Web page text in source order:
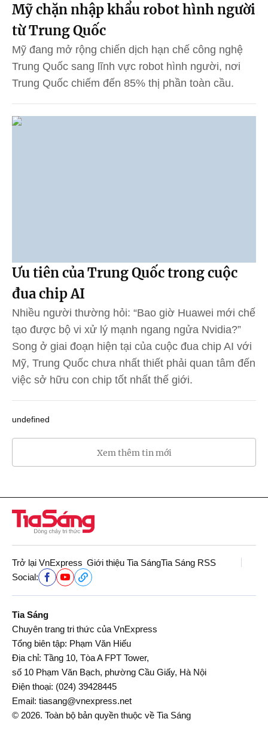
Mỹ chặn nhập khẩu robot hình người
từ Trung Quốc
Mỹ đang mở rộng chiến dịch hạn chế công nghệ
Trung Quốc sang lĩnh vực robot hình người, nơi
Trung Quốc chiếm đến 85% thị phần toàn cầu.
Ưu tiên của Trung Quốc trong cuộc
đua chip AI
Nhiều người thường hỏi: “Bao giờ Huawei mới chế
tạo được bộ vi xử lý mạnh ngang ngửa Nvidia?”
Song ở giai đoạn hiện tại của cuộc đua chip AI với
Mỹ, Trung Quốc chưa nhất thiết phải quan tâm đến
việc sở hữu con chip tốt nhất thế giới.
undefined
Xem thêm tin mới
Trở lại VnExpress Giới thiệu Tia SángTia Sáng RSS
Social:
Tia Sáng
Chuyên trang tri thức của VnExpress
Tổng biên tập: Phạm Văn Hiếu
Địa chỉ: Tầng 10, Tòa A FPT Tower,
số 10 Phạm Văn Bạch, phường Cầu Giấy, Hà Nội
Điện thoại: (024) 39428445
Email: tiasang@vnexpress.net
© 2026. Toàn bộ bản quyền thuộc về Tia Sáng